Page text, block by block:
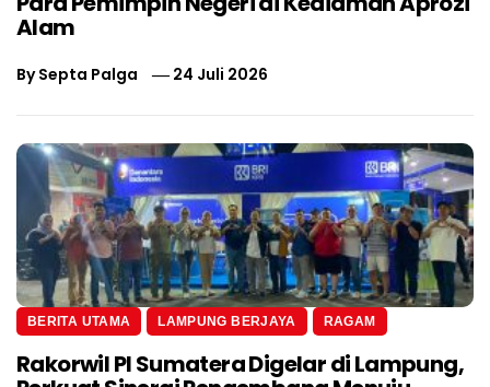
Alam
BySepta Palga 24 Juli 2026
BERITA UTAMA LAMPUNG BERJAYA RAGAM
Rakorwil PI Sumatera Digelar di Lampung,